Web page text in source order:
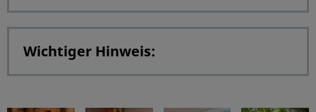
Wichtiger Hinweis: